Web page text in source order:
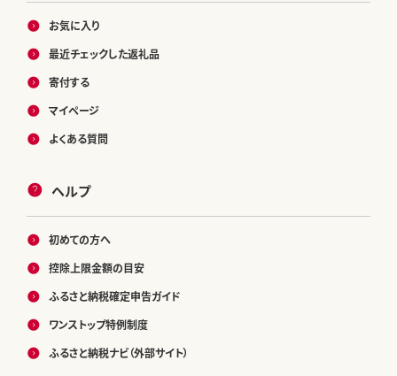
お気に入り
最近チェックした返礼品
寄付する
マイページ
よくある質問
ヘルプ
初めての方へ
控除上限金額の目安
ふるさと納税確定申告ガイド
ワンストップ特例制度
ふるさと納税ナビ（外部サイト）